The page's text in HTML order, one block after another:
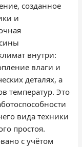
созданное
и
внутри:
влаги и
деталях, а
температур. Это
вида техники
простоя.
с учётом